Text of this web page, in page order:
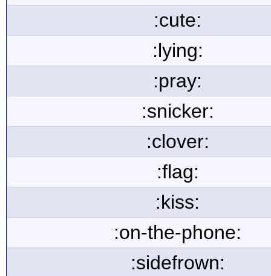
:cute:
:lying:
:pray:
:snicker:
:clover:
:flag:
:kiss:
:on-the-phone:
:sidefrown: